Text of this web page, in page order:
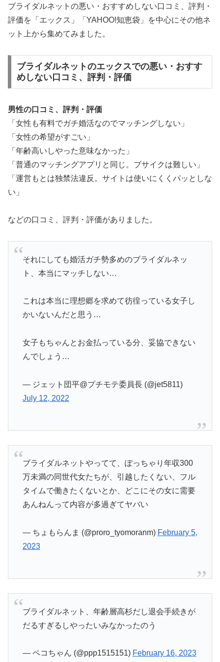
ブライダルネットの悪い・おすすめしない口コミ、評判・
評価を「エックス」「YAHOO!知恵袋」を中心にその他ネ
ット上から集めてみました。
ブライダルネットのエックスでの悪い・おすす
めしない口コミ、評判・評価
男性の口コミ、評判・評価
「女性も有料でガチ婚活なのでマッチングしない」
「女性の希望がすごい」
「年齢高いしやった意味なかった」
「普通のマッチングアプリと同じ。ブサイクは難しい」
「運営もとは独禁法違反。サイトは使いにくくパッとしな
い」
などの口コミ、評判・評価がありました。
それにしても婚活ガチ勢多めのブライダルネッ
ト、本当にマッチしない…
これは本当に理想郷を求めて彷徨っている女子し
かいないんだと思う…
女子もちゃんとお金払っている分、妥協できない
んでしょう…
— ジェット団平@プチモテ委員長 (@jet5811)
July 12, 2022
ブライダルネットやってて、ぽっちゃり年収300
万未満の同世代女たちが、引越したくない、フル
タイムで働きたくないとか、どこにその女に需要
あんねんって内容が多過ぎてヤバい
— ちょもらんま (@proro_tyomoranm) February 5,
2023
ブライダルネット、年齢層高杉だし退会手続きが
だるすぎるしやったいみなかったのう
— ペコちゃん (@ppp1515151) February 16, 2023